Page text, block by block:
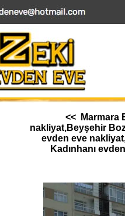
<< Marmara
nakliyat,Beyşehir
evden eve
Kadınhanı